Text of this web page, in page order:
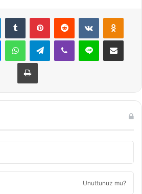
LinkedInTumblr PinterestReddit VKontakte
MessengerWhatsAppTelegramViber Line E-Posta ile
Yazdır
Unuttunuz mu?